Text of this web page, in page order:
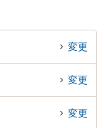
変更
変更
変更